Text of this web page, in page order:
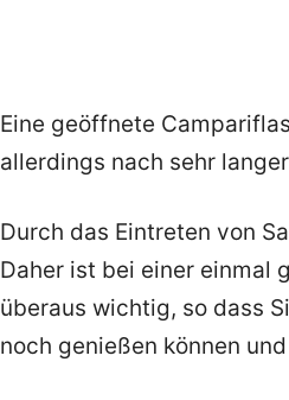
Eine geöffnete
allerdings nach sehr
Durch das Eintreten von
Daher ist bei einer einmal
überaus wichtig, so dass
noch genießen können